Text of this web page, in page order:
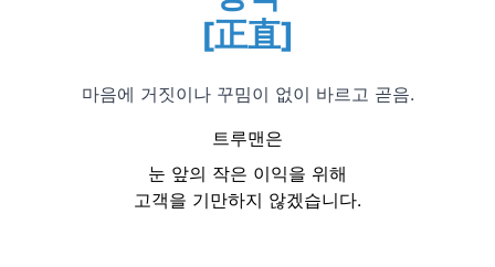
[正直]
마음에 거짓이나 꾸밈이 없이 바르고 곧음.
트루맨은
눈 앞의 작은 이익을 위해
고객을 기만하지 않겠습니다.